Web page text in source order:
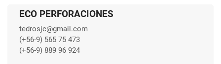
ECO PERFORACIONES
tedrosjc@gmail.com
(+56-9) 565 75 473
(+56-9) 889 96 924